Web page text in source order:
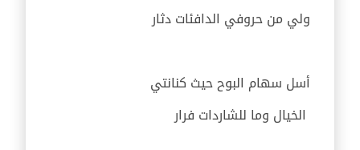
ولي من حروفي الدافئات دثار
أسل سهام البوح حيث كنانتي
الخيال وما للشاردات فرار